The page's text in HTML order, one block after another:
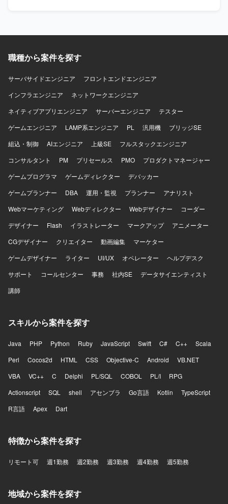
職種から案件を探す
サーバサイドエンジニア
フロントエンドエンジニア
インフラエンジニア
ネットワークエンジニア
ネイティブアプリエンジニア
サーバーエンジニア
テスター
ゲームエンジニア
LAMP系エンジニア PL 汎用機
ブリッジSE
組込・制御
AIエンジニア 上級SE
フルスタックエンジニア
コンサルタント
PM プリセールス PMO
プロダクトマネージャー
ゲームプログラマ
ゲームディレクター
デバッカー
ゲームプランナー
DBA 運用・監視 プランナー
アナリスト
Webマーケティング
Webディレクター Webデザイナー
コーダー
デザイナー
Flash イラストレーター マークアップ
アニメーター
CGデザイナー
クリエイター 動画編集
マーケター
ゲームデザイナー
ライター UI/UX オペレーター
ヘルプデスク
サポート
コールセンター 事務 社内SE
データサイエンティスト
講師
スキルから案件を探す
Java PHP Python Ruby JavaScript Swift C# C++
Scala
Perl
Cocos2d HTML CSS Objective-C Android
VB.NET
VBA
VC++ C Delphi PL/SQL COBOL PL/I
RPG
Actionscript
SQL shell アセンブラ Go言語 Kotlin
TypeScript
R言語
Apex Dart
特徴から案件を探す
リモート可 週1勤務 週2勤務 週3勤務 週4勤務 週5勤務
地域から案件を探す